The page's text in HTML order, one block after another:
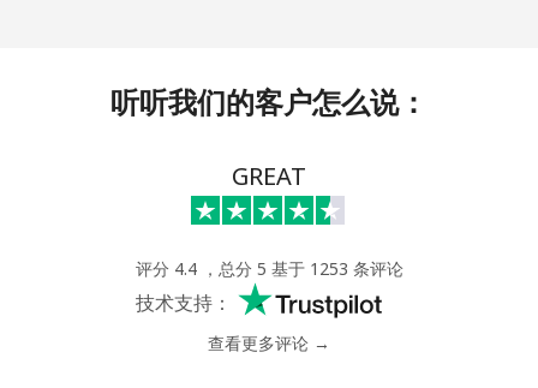
⁦32.9¢⁩ 15 分钟最少 ⁦$5⁩
⁦1.5¢⁩
333 分钟最少
⁦48.5¢⁩ 10 分钟最少 ⁦$5⁩
听听我们的客户怎么说：
GREAT
评分 4.4 ，总分 5 基于 1253 条评论
技术支持：
查看更多评论 →